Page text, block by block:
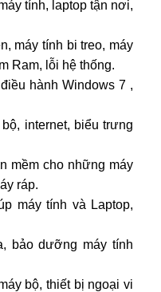
tính, laptop tận nơi,
máy tính bi treo, máy
Ram, lỗi hệ thống.
hành Windows 7 ,
internet, biểu trưng
mềm cho những máy
ráp.
máy tính và Laptop,
bảo dưỡng máy tính
bộ, thiết bị ngoại vi